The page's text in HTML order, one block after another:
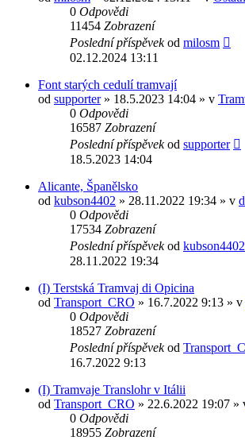
0 Odpovědi
11454 Zobrazení
Poslední příspěvekod milosm
02.12.2024 13:11
Font starých cedulí tramvají
od supporter» 18.5.2023 14:04 » v
0 Odpovědi
16587 Zobrazení
Poslední příspěvekod supporter
18.5.2023 14:04
Alicante, Španělsko
od kubson4402 » 28.11.2022 19:34 » v
0 Odpovědi
17534 Zobrazení
Poslední příspěvekod kubson4402
28.11.2022 19:34
(I) Terstská Tramvaj di Opicina
od Transport_CRO » 16.7.2022 9:13 » v
0 Odpovědi
18527 Zobrazení
Poslední příspěvekod
16.7.2022 9:13
(I) Tramvaje Translohr v Itálii
od Transport_CRO » 22.6.2022 19:07 »
0 Odpovědi
18955 Zobrazení